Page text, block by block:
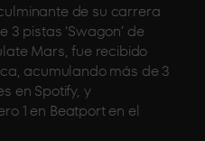
de su carrera
3 pistas ‘Swagon’ de
Mars, fue recibido
acumulando más de 3
en Spotify, y
1 en Beatport en el